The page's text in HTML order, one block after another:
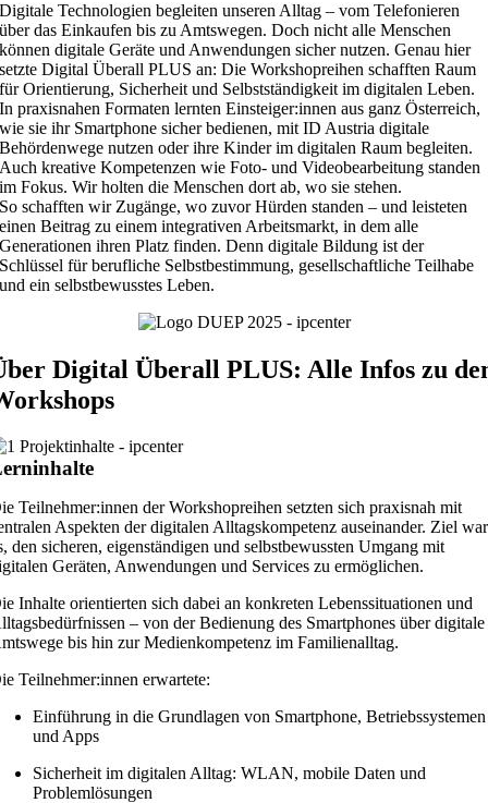
Digitale Technologien begleiten unseren Alltag – vom Telefonieren
über das Einkaufen bis zu Amtswegen. Doch nicht alle Menschen
können digitale Geräte und Anwendungen sicher nutzen. Genau hier
setzte Digital Überall PLUS an: Die Workshopreihen schafften Raum
für Orientierung, Sicherheit und Selbstständigkeit im digitalen Leben.
In praxisnahen Formaten lernten Einsteiger:innen aus ganz Österreich,
wie sie ihr Smartphone sicher bedienen, mit ID Austria digitale
Behördenwege nutzen oder ihre Kinder im digitalen Raum begleiten.
Auch kreative Kompetenzen wie Foto- und Videobearbeitung standen
im Fokus. Wir holten die Menschen dort ab, wo sie stehen.
So schafften wir Zugänge, wo zuvor Hürden standen – und leisteten
einen Beitrag zu einem integrativen Arbeitsmarkt, in dem alle
Generationen ihren Platz finden. Denn digitale Bildung ist der
Schlüssel für berufliche Selbstbestimmung, gesellschaftliche Teilhabe
und ein selbstbewusstes Leben.
Digital Überall PLUS: Alle Infos zu
Teilnehmer:innen der Workshopreihen setzten sich praxisnah mit
Aspekten der digitalen Alltagskompetenz auseinander. Ziel war
den sicheren, eigenständigen und selbstbewussten Umgang mit
Geräten, Anwendungen und Services zu ermöglichen.
Inhalte orientierten sich dabei an konkreten Lebenssituationen und
– von der Bedienung des Smartphones über digitale
bis hin zur Medienkompetenz im Familienalltag.
Teilnehmer:innen erwartete:
Einführung in die Grundlagen von Smartphone, Betriebssystemen
und Apps
Sicherheit im digitalen Alltag: WLAN, mobile Daten und
Problemlösungen